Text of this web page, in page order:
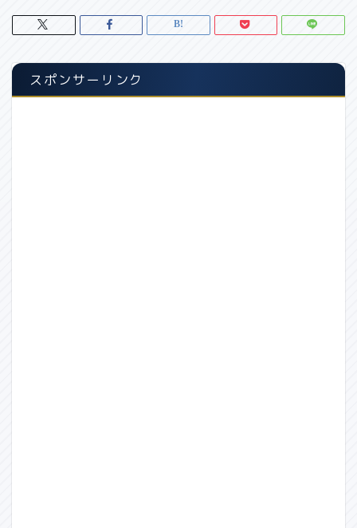
スポンサーリンク